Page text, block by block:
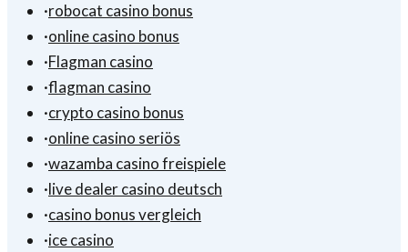
·robocat casino bonus
·online casino bonus
·Flagman casino
·flagman casino
·crypto casino bonus
·online casino seriös
·wazamba casino freispiele
·live dealer casino deutsch
·casino bonus vergleich
·ice casino